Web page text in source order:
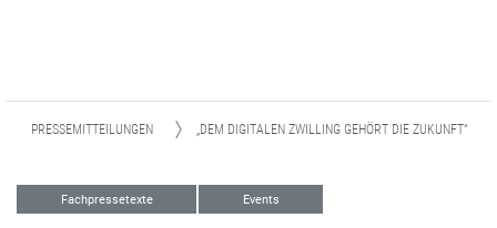
PRESSEMITTEILUNGEN „DEM DIGITALEN ZWILLING GEHÖRT DIE ZUKUNFT“
Fachpressetexte Events